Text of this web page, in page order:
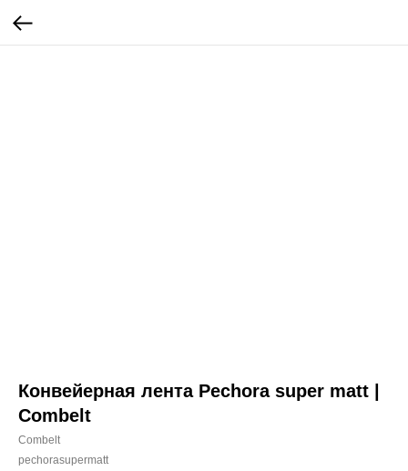
Конвейерная лента Pechora super matt |
Combelt
Combelt
pechorasupermatt